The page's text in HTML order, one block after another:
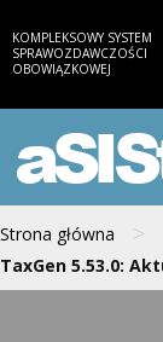
KOMPLEKSOWY SYSTEM
SPRAWOZDAWCZOŚCI
OBOWIĄZKOWEJ
Strona główna >
TaxGen 5.53.0: